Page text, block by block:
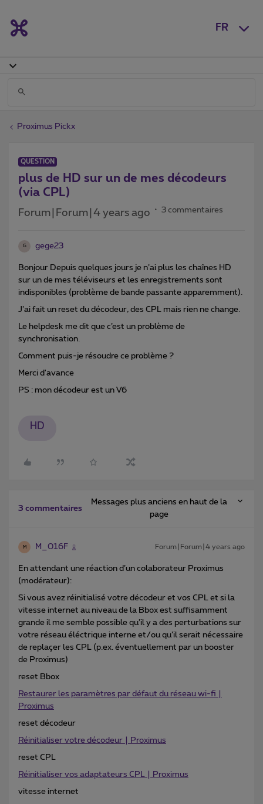
FR
Proximus Pickx
QUESTION
plus de HD sur un de mes décodeurs
(via CPL)
Forum|Forum|4 years ago 3 commentaires
G gege23
Bonjour Depuis quelques jours je n’ai plus les chaînes HD
sur un de mes téléviseurs et les enregistrements sont
indisponibles (problème de bande passante apparemment).
J’ai fait un reset du décodeur, des CPL mais rien ne change.
Le helpdesk me dit que c’est un problème de
synchronisation.
Comment puis-je résoudre ce problème ?
Merci d'avance
PS : mon décodeur est un V6
HD
3 commentaires
Messages plus anciens en haut de la
page
M M_016F Forum|Forum|4 years ago
En attendant une réaction d’un colaborateur Proximus
(modérateur):
Si vous avez réinitialisé votre décodeur et vos CPL et si la
vitesse internet au niveau de la Bbox est suffisamment
grande il me semble possible qu’il y a des perturbations sur
votre réseau éléctrique interne et/ou qu’il serait nécessaire
de replaçer les CPL (p.ex. éventuellement par un booster
de Proximus)
reset Bbox
Restaurer les paramètres par défaut du réseau wi-fi |
Proximus
reset décodeur
Réinitialiser votre décodeur | Proximus
reset CPL
Réinitialiser vos adaptateurs CPL | Proximus
vitesse internet